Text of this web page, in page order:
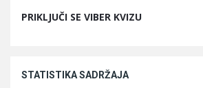
PRIKLJUČI SE VIBER KVIZU
STATISTIKA SADRŽAJA